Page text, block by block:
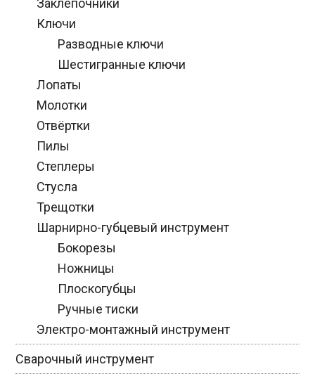
Заклёпочники
Ключи
Разводные ключи
Шестигранные ключи
Лопаты
Молотки
Отвёртки
Пилы
Степлеры
Стусла
Трещотки
Шарнирно-губцевый инструмент
Бокорезы
Ножницы
Плоскогубцы
Ручные тиски
Электро-монтажный инструмент
Сварочный инструмент